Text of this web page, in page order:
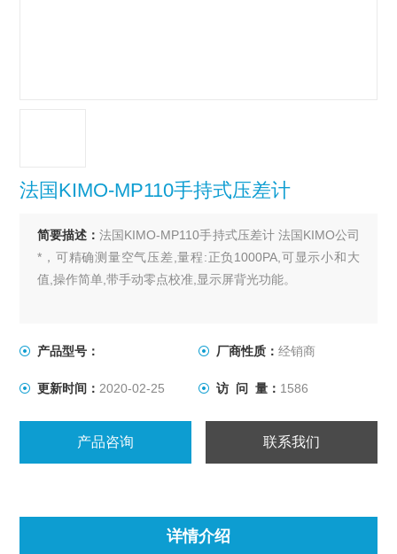
法国KIMO-MP110手持式压差计
简要描述：法国KIMO-MP110手持式压差计 法国KIMO公司
*，可精确测量空气压差,量程:正负1000PA,可显示小和大
值,操作简单,带手动零点校准,显示屏背光功能。
产品型号： 厂商性质： 经销商
更新时间： 2020-02-25 访 问 量： 1586
产品咨询 联系我们
详情介绍